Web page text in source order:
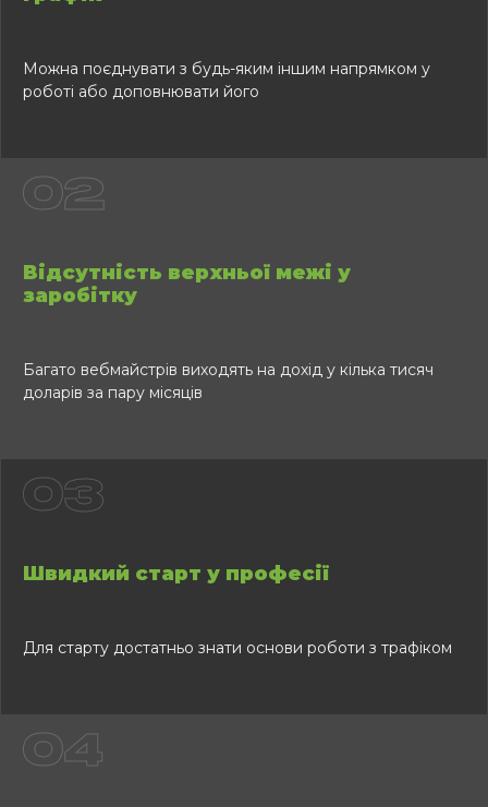
Можна поєднувати з будь-яким іншим напрямком у
роботі або доповнювати його
02
Відсутність верхньої межі у
заробітку
Багато вебмайстрів виходять на дохід у кілька тисяч
доларів за пару місяців
03
Швидкий старт у професії
Для старту достатньо знати основи роботи з трафіком
04